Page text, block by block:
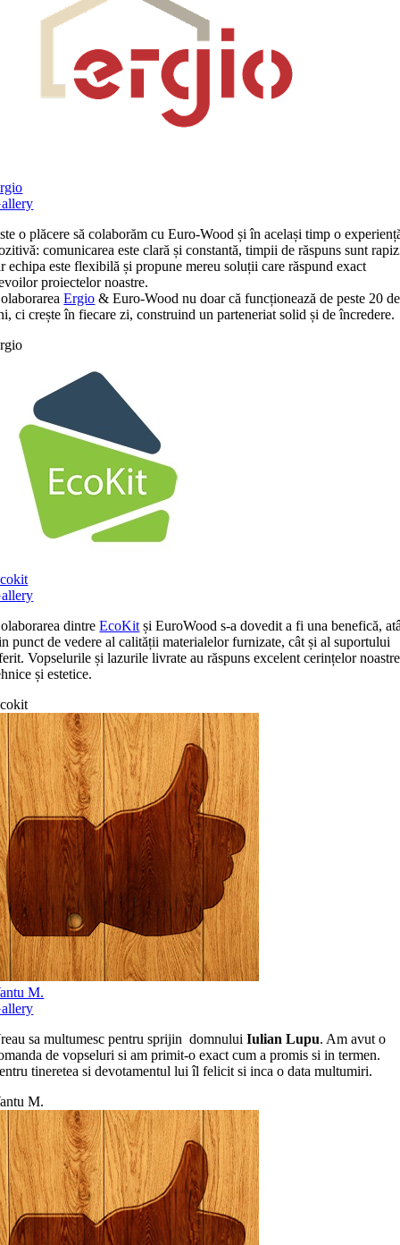
o plăcere să colaborăm cu Euro-Wood și în același timp o
comunicarea este clară și constantă, timpii de răspuns sunt
echipa este flexibilă și propune mereu soluții care răspund exact
proiectelor noastre.
Ergio & Euro-Wood nu doar că funcționează de peste 20 de
ci crește în fiecare zi, construind un parteneriat solid și de încredere.
dintreEcoKit și EuroWood s-a dovedit a fi una benefică,
punct de vedere al calității materialelor furnizate, cât și al suportului
Vopselurile și lazurile livrate au răspuns excelent cerințelor noastre
și estetice.
M.
sa multumesc pentru sprijin domnuluiIulian Lupu. Am avut o
de vopseluri si am primit-o exact cum a promis si in termen.
tineretea si devotamentul lui îl felicit si inca o data multumiri.
M.